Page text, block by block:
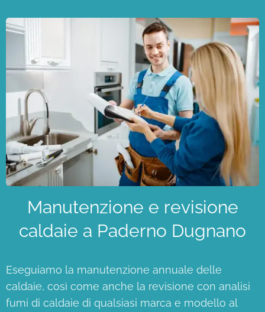
Manutenzione e revisione
caldaie a Paderno Dugnano
Eseguiamo la manutenzione annuale delle
caldaie, così come anche la revisione con analisi
fumi di caldaie di qualsiasi marca e modello al